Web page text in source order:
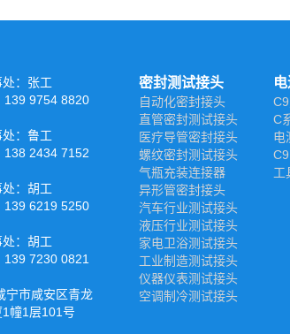
：张工
9754 8820
：鲁工
2434 7152
处：胡工
6219 5250
：胡工
7230 0821
宁市咸安区青龙
幢1层101号
密封测试接头
自动化密封接头
直管密封测试接头
医疗导管密封接头
螺纹密封测试接头
气瓶充装连接器
异形管密封接头
汽车行业测试接头
液压行业测试接头
家电卫浴测试接头
工业制造测试接头
仪器仪表测试接头
空调制冷测试接头
C
电
工